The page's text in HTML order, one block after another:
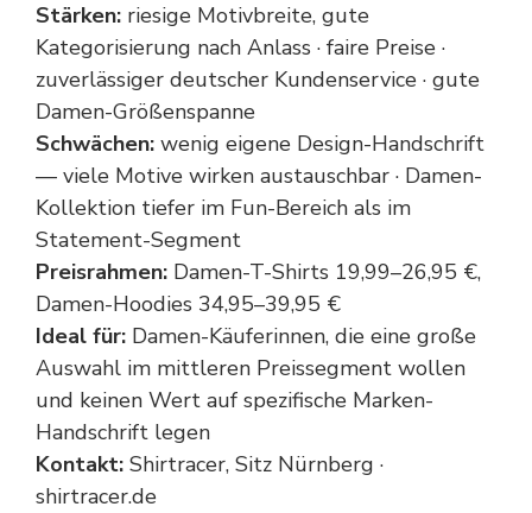
Stärken: riesige Motivbreite, gute
Kategorisierung nach Anlass · faire Preise ·
zuverlässiger deutscher Kundenservice · gute
Damen-Größenspanne
Schwächen: wenig eigene Design-Handschrift
— viele Motive wirken austauschbar · Damen-
Kollektion tiefer im Fun-Bereich als im
Statement-Segment
Preisrahmen: Damen-T-Shirts 19,99–26,95 €,
Damen-Hoodies 34,95–39,95 €
Ideal für: Damen-Käuferinnen, die eine große
Auswahl im mittleren Preissegment wollen
und keinen Wert auf spezifische Marken-
Handschrift legen
Kontakt: Shirtracer, Sitz Nürnberg ·
shirtracer.de